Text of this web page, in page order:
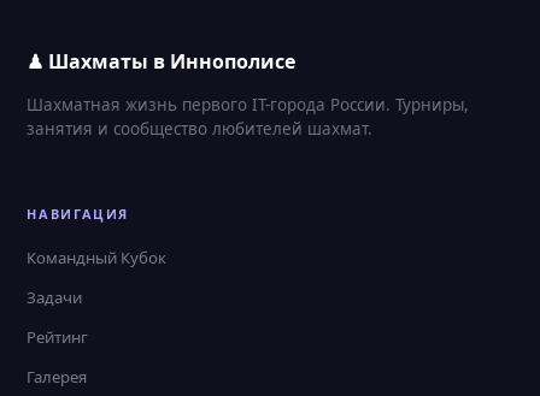
♟ Шахматы в Иннополисе
Шахматная жизнь первого IT-города России. Турниры,
занятия и сообщество любителей шахмат.
НАВИГАЦИЯ
Командный Кубок
Задачи
Рейтинг
Галерея